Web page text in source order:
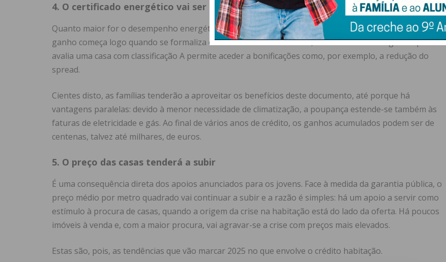
4. O certificado energético vai ser mais aproveitado
Quanto maior for o desempenho energético de uma habitação, maior será a poupança adquirida e este
ganho começa logo quando se formaliza o contrato. Concretamente, um certificado energético que
avalia uma casa com classificação A permite aceder a bonificações como, por exemplo, a redução do
spread.
Cientes disto, as famílias tenderão a aproveitar os benefícios deste documento, até porque há
vantagens paralelas: devido à menor necessidade de climatização, a poupança estende-se também às
faturas de eletricidade e gás. Ao final de vários anos de crédito, os ganhos acumulados podem ser de
centenas, talvez até milhares, de euros.
5. O preço das casas tenderá a subir
É uma consequência direta dos apoios anunciados para os jovens. Face à medida da garantia pública, o
preço médio por metro quadrado vai continuar a subir e a razão é simples: há um apoio a servir como
estímulo à procura de casas, quando a origem da crise na habitação está do lado da oferta. Há poucos
imóveis à venda e, com a maior procura, vai agravar-se a crise com preços mais elevados.
Estas são, pois, as tendências que vão marcar 2025 no que envolve o crédito habitação.